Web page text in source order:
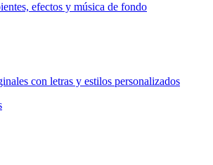
efectos y música de fondo
con letras y estilos personalizados